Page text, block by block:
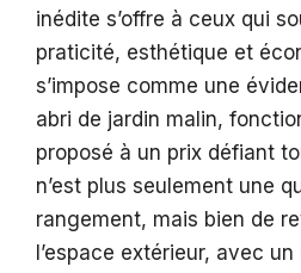
inédite s’offre à ceux qui
praticité, esthétique et
s’impose comme une
abri de jardin malin,
proposé à un prix défiant
n’est plus seulement une
rangement, mais bien de
l’espace extérieur, avec